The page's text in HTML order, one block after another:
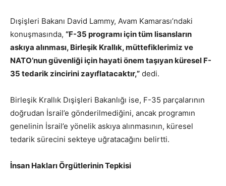
Dışişleri Bakanı David Lammy, Avam Kamarası’ndaki
konuşmasında, “F-35 programı için tüm lisansların
askıya alınması, Birleşik Krallık, müttefiklerimiz ve
NATO’nun güvenliği için hayati önem taşıyan küresel F-
35 tedarik zincirini zayıflatacaktır,” dedi.
Birleşik Krallık Dışişleri Bakanlığı ise, F-35 parçalarının
doğrudan İsrail’e gönderilmediğini, ancak programın
genelinin İsrail’e yönelik askıya alınmasının, küresel
tedarik sürecini sekteye uğratacağını belirtti.
İnsan Hakları Örgütlerinin Tepkisi